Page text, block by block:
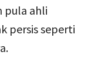
pula ahli
persis seperti